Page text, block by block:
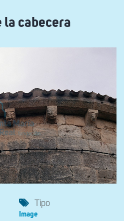
la cabecera
Tipo
Image